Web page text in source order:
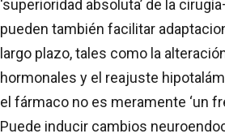
‘superioridad absoluta’ de la
pueden también facilitar
largo plazo, tales como la
hormonales y el reajuste
el fármaco no es meramente ‘un
Puede inducir cambios